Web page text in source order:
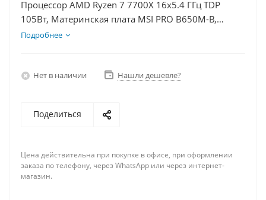
Процессор AMD Ryzen 7 7700X 16x5.4 ГГц TDP
105Вт, Материнская плата MSI PRO B650M-B,
Видеокарта GTX 1650 4Гб, Память DDR5 16Gb,
Подробнее
Нет в наличии Нашли дешевле?
Поделиться
Цена действительна при покупке в офисе, при оформлении
заказа по телефону, через WhatsApp или через интернет-
магазин.